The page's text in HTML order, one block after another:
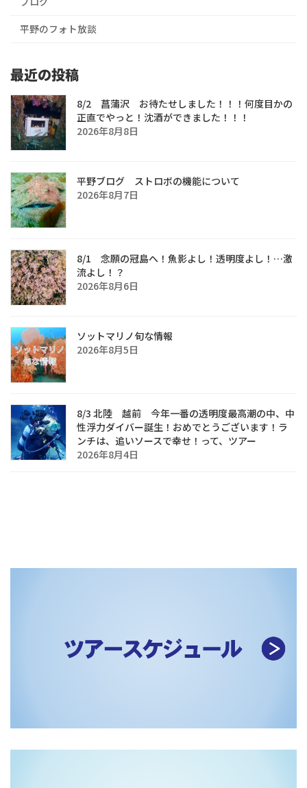
平野のフォト放談
最近の投稿
8/2 菖蒲沢 お待たせしました！！！何度目かの
正直でやっと！沈酒ができました！！！
2026年8月8日
平野ブログ ストロボの機能について
2026年8月7日
8/1 念願の冠島へ！魚影よし！透明度よし！…激
流よし！？
2026年8月6日
ソットマリノ旬な情報
2026年8月5日
8/3 北陸 越前 今年一番の透明度最高潮の中、中
性浮力ダイバー誕生！おめでとうございます！ラ
ンチは、追いソースで幸せ！って、ツアー
2026年8月4日